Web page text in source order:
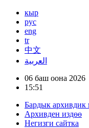
кыр
рус
eng
tr
中文
العربية
06 баш оона 2026
15:51
Бардык архивдик
Архивден издөө
Негизги сайтка